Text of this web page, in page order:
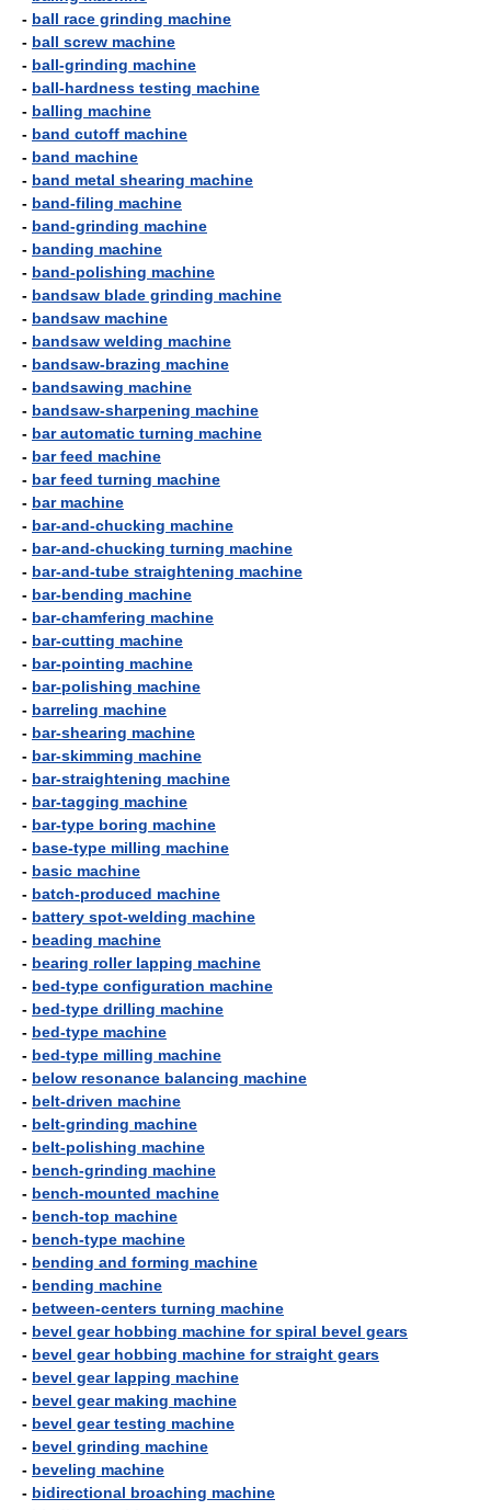
- ball race grinding machine
- ball screw machine
- ball-grinding machine
- ball-hardness testing machine
- balling machine
- band cutoff machine
- band machine
- band metal shearing machine
- band-filing machine
- band-grinding machine
- banding machine
- band-polishing machine
- bandsaw blade grinding machine
- bandsaw machine
- bandsaw welding machine
- bandsaw-brazing machine
- bandsawing machine
- bandsaw-sharpening machine
- bar automatic turning machine
- bar feed machine
- bar feed turning machine
- bar machine
- bar-and-chucking machine
- bar-and-chucking turning machine
- bar-and-tube straightening machine
- bar-bending machine
- bar-chamfering machine
- bar-cutting machine
- bar-pointing machine
- bar-polishing machine
- barreling machine
- bar-shearing machine
- bar-skimming machine
- bar-straightening machine
- bar-tagging machine
- bar-type boring machine
- base-type milling machine
- basic machine
- batch-produced machine
- battery spot-welding machine
- beading machine
- bearing roller lapping machine
- bed-type configuration machine
- bed-type drilling machine
- bed-type machine
- bed-type milling machine
- below resonance balancing machine
- belt-driven machine
- belt-grinding machine
- belt-polishing machine
- bench-grinding machine
- bench-mounted machine
- bench-top machine
- bench-type machine
- bending and forming machine
- bending machine
- between-centers turning machine
- bevel gear hobbing machine for spiral bevel gears
- bevel gear hobbing machine for straight gears
- bevel gear lapping machine
- bevel gear making machine
- bevel gear testing machine
- bevel grinding machine
- beveling machine
- bidirectional broaching machine